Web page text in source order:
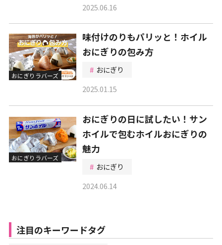
2025.06.16
おにぎりラバーズ
味付けのりもパリッと！ホイル
おにぎりの包み方
おにぎり
2025.01.15
おにぎりラバーズ
おにぎりの日に試したい！サン
ホイルで包むホイルおにぎりの
魅力
おにぎり
2024.06.14
注目のキーワードタグ